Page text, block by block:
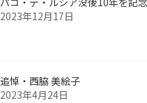
2023年12月17日
追悼・西脇 美絵子
2023年4月24日